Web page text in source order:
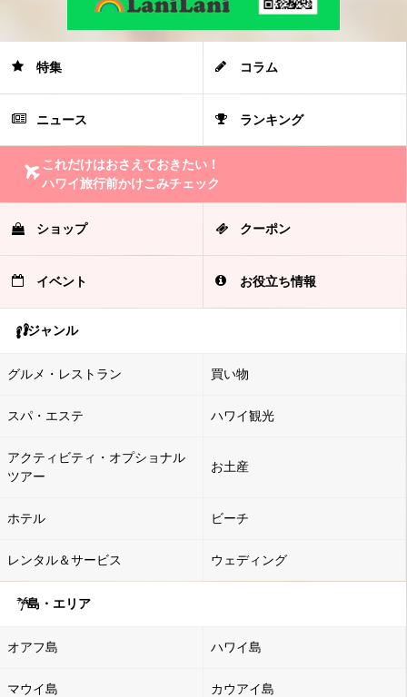
特集 コラム
ニュース ランキング
これだけはおさえておきたい！
ハワイ旅行前かけこみチェック
ショップ クーポン
イベント お役立ち情報
ジャンル
グルメ・レストラン 買い物
スパ・エステ ハワイ観光
アクティビティ・オプショナル
ツアー
お土産
ホテル ビーチ
レンタル＆サービス ウェディング
島・エリア
オアフ島 ハワイ島
マウイ島 カウアイ島